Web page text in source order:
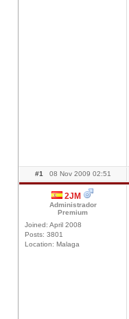
#1 08 Nov 2009 02:51
2JM
Administrador
Premium
Joined: April 2008
Posts: 3801
Location: Malaga